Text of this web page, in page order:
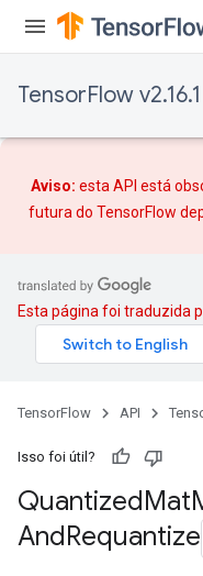
TensorFlow v2.16.1
Aviso: esta API está
futura do TensorFlow
Esta página foi traduzida
TensorFlow API
Isso foi útil?
QuantizedMat
AndRequantize